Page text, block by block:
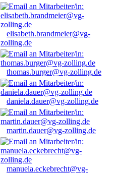
elisabeth.brandmeier@vg-
zolling.de
thomas.burger@vg-zolling.de
daniela.dauer@vg-zolling.de
martin.dauer@vg-zolling.de
manuela.eckebrecht@vg-